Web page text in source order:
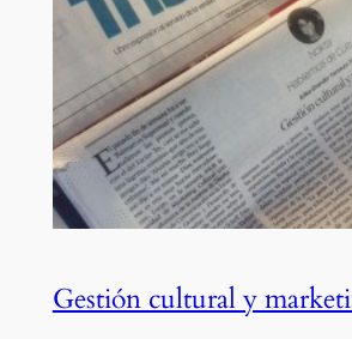
Gestión cultural y